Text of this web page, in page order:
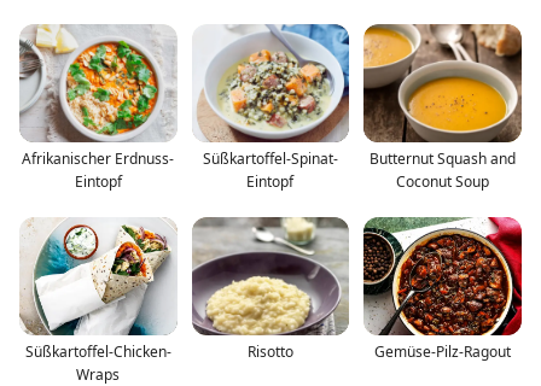
Afrikanischer Erdnuss-
Eintopf
Süßkartoffel-Spinat-
Eintopf
Butternut Squash and
Coconut Soup
Süßkartoffel-Chicken-
Wraps
Risotto Gemüse-Pilz-Ragout